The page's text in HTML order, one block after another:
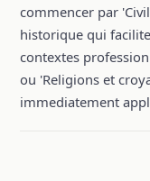
commencer par
historique qui
contextes
ou 'Religions et
immediatement